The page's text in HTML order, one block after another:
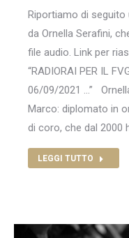
Riportiamo di
da Ornella Serafini,
file audio. Link per
“RADIORAI PER IL
06/09/2021 …”
Marco: diplomato in
di coro, che dal 2000
LEGGI TUTTO